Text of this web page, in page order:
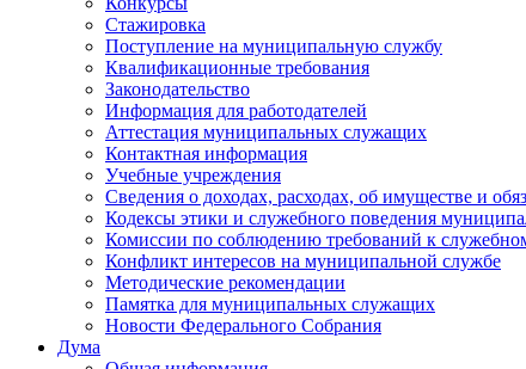
Стажировка
Поступление на муниципальную службу
Квалификационные требования
Законодательство
Информация для работодателей
Аттестация муниципальных служащих
Контактная информация
Учебные учреждения
Сведения о доходах, расходах, об имуществе и
Кодексы этики и служебного поведения
Комиссии по соблюдению требований к
Конфликт интересов на муниципальной службе
Методические рекомендации
Памятка для муниципальных служащих
Новости Федерального Cобрания
Дума